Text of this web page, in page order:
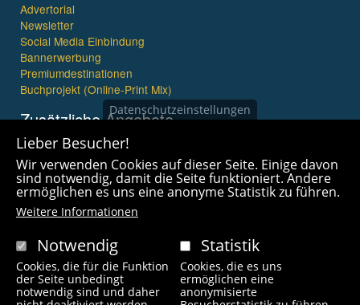
Advertorial
Newsletter
Social Media Einbindung
Bannerwerbung
Premiumdestinationen
Buchprojekt (Online-Print Mix)
Zusätzliche Angebote
Imagefilme und mehr
360° x 360° Fotografie
Copyright © 2021 wanderfreak.de. Alle Rechte vorbehalten.
Datenschutzeinstellungen
Lieber Besucher!
Wir verwenden Cookies auf dieser Seite. Einige davon
sind notwendig, damit die Seite funktioniert. Andere
ermöglichen es uns eine anonyme Statistik zu führen.
Weitere Informationen
Notwendig
Cookies, die für die Funktion
der Seite unbedingt
notwendig sind und daher
Statistik
Cookies, die es uns
ermöglichen eine
anonymisierte